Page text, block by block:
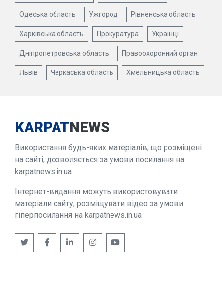
Одеська область Ужгород Рівненська область
Харківська область Прокуратура Українці
Дніпропетровська область Правоохоронний орган
Львів Черкаська область Хмельницька область
KARPATNEWS
Використання будь-яких матеріалів, що розміщені
на сайті, дозволяється за умови посилання на
karpatnews.in.ua
Інтернет-видання можуть використовувати
матеріали сайту, розміщувати відео за умови
гіперпосилання на karpatnews.in.ua